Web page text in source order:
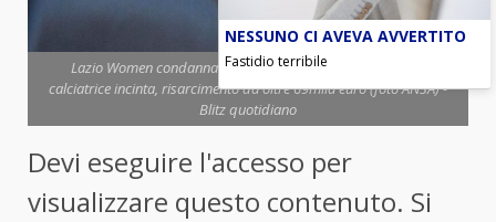
Lazio Women condannata dal Tas: mancato rinnovo a una
calciatrice incinta, risarcimento da oltre 69mila euro (foto ANSA) -
Blitz quotidiano
Devi eseguire l'accesso per
visualizzare questo contenuto. Si
NESSUNO CI AVEVA AVVERTITO
Fastidio terribile